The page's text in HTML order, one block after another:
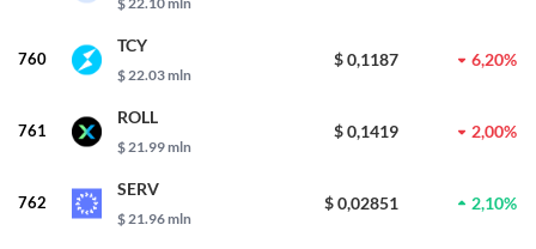
760
TCY
$ 22.03 mln
$ 0,1187 6,20%
761
ROLL
$ 21.99 mln
$ 0,1419 2,00%
762
SERV
$ 21.96 mln
$ 0,02851 2,10%